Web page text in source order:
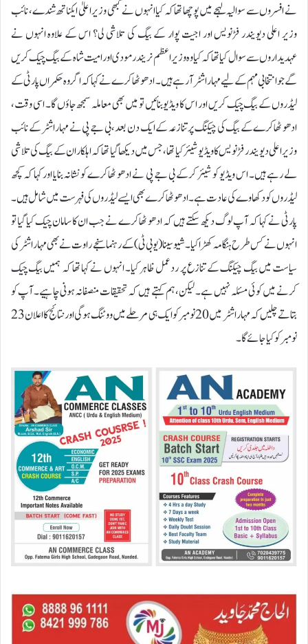
نے افسروں سے سوالیہ لہجے میں پوچھا تھا کہ کیا انہوں نے کبھی وزیر اعلیٰ ایکناتھ شندے، نائب
وزیر اعلی دیویندر فڑنویس اور اجیت پوار کے بیگ کی تلاشی لی؟ اس کے علاوہ انہوں نے
عہدیداروں سے سوال کیا تھا کہ کیا وہ وزیر اعظم نریندر مودی اور امیت شاہ کے بیگ چیک کریں
گے جو انتخابی مہم کے لیے مہاراشٹر آ رہے ہیں۔ ادھو ٹھاکرے نے کہا کہ اگر وہ حکمراں پارٹی کے
لیڈروں کے بیگ چیک کریں اور اس کا ویڈیو بنائیں تو میں بھی معاملہ سمجھ جاؤں گا۔ اسی وقت،
ادھو ٹھاکرے کے بیگ کی چیکنگ پر تنازعہ کے ایک دن بعد، بی جے پی نے مہاراشٹر کے نائب
وزیر اعلی دیویندر فڑنویس کا ویڈیو شیئر کیا تھا، جس میں دیکھا گیا تھا کہ اہلکار ان کے بیگ کی تلاشی
لے رہے ہیں۔ اس ویڈیو کو شیئر کرکے بی جے پی نے ادھو ٹھاکرے کو نشانہ بنایا اور کہا کہ کچھ
لیڈروں کو دکھاوے کی عادت ہے۔ ادھو ٹھاکرے بھی ایسے لیڈروں کی فہرست میں شامل ہیں۔
پارٹی نے کہا کہ آپ لوگ دیکھ سکتے ہیں کہ ادھو ٹھاکرے نے جب ان کا سامان چیک کیا گیا تو
انہوں نے کس طرح ہنگامہ کھڑا کیا۔شیو سینا (یو بی ٹی) کے رہنما سنجے راوت نے بھی مہاراشٹر کی
سیاست میں بیگ چیکنگ کے تنازع پر ردعمل ظاہر کیا۔ انہوں نے کہا تھا کہ ہمیں بیگ چیک
کرنے میں کوئی مسئلہ نہیں ہے۔ لیکن، ہم کہتے ہیں کہ تحقیقات منصفانہ ہونی چاہیے۔ آپ کو
بتاتے چلیں کہ مہاراشٹر میں 20 نومبر کو ایک ہی مرحلے میں ووٹنگ ہوگی اور نتائج کا اعلان 23
نومبر کو کیا جائے گا۔